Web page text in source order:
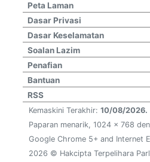
Peta Laman
Dasar Privasi
Dasar Keselamatan
Soalan Lazim
Penafian
Bantuan
RSS
Kemaskini Terakhir: 10/08/2026.
Paparan menarik, 1024 x 768
Google Chrome 5+ and Internet
2026 © Hakcipta Terpelihara